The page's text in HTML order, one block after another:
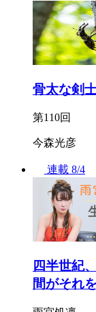
骨太な剣
第110回
今森光彦
連載 8/4
四半世紀
間がそれ